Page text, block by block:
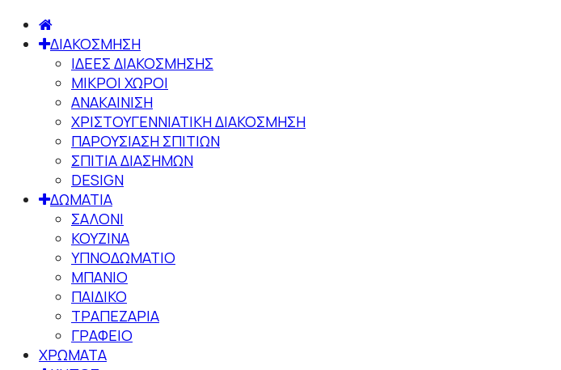
ΔΙΑΚΟΣΜΗΣΗ
ΙΔΕΕΣ ΔΙΑΚΟΣΜΗΣΗΣ
ΜΙΚΡΟΙ ΧΩΡΟΙ
ΑΝΑΚΑΙΝΙΣΗ
ΧΡΙΣΤΟΥΓΕΝΝΙΑΤΙΚΗ ΔΙΑΚΟΣΜΗΣΗ
ΠΑΡΟΥΣΙΑΣΗ ΣΠΙΤΙΩΝ
ΣΠΙΤΙΑ ΔΙΑΣΗΜΩΝ
DESIGN
ΔΩΜΑΤΙΑ
ΣΑΛΟΝΙ
ΚΟΥΖΙΝΑ
ΥΠΝΟΔΩΜΑΤΙΟ
ΜΠΑΝΙΟ
ΠΑΙΔΙΚΟ
ΤΡΑΠΕΖΑΡΙΑ
ΓΡΑΦΕΙΟ
ΧΡΩΜΑΤΑ